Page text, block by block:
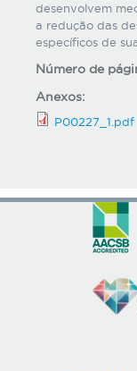
desenvolvem
a redução das
específicos de
Número de
Anexos:
P00227_1.pdf